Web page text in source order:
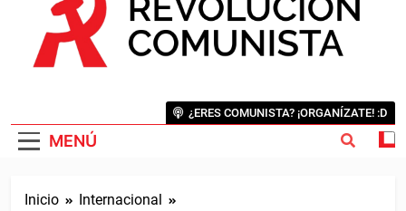
MENÚ
¿ERES COMUNISTA? ¡ORGANÍZATE! :D
Inicio
Internacional